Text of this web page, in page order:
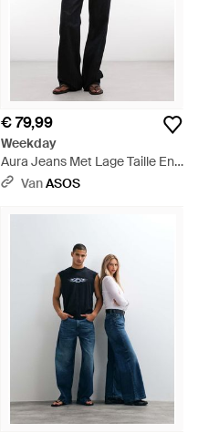
€ 79,99
Weekday
Aura Jeans Met Lage Taille En
Relaxed Bootcut - Blauw
VanASOS